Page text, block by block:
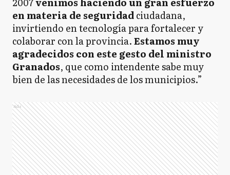
en materia de seguridadciudadana,
invirtiendo en tecnología para fortalecer y
colaborar con la provincia.Estamos muy
agradecidos con este gesto del ministro
Granados, que como intendente sabe muy
bien de las necesidades de los municipios.”
Ads